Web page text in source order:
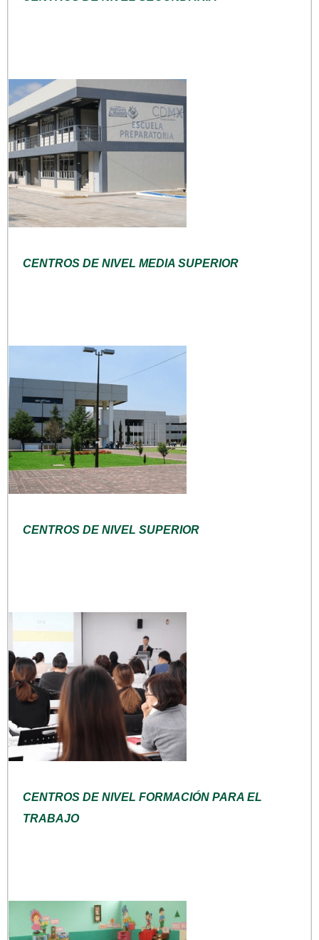
CENTROS DE NIVEL MEDIA SUPERIOR
CENTROS DE NIVEL SUPERIOR
CENTROS DE NIVEL FORMACIÓN PARA EL
TRABAJO